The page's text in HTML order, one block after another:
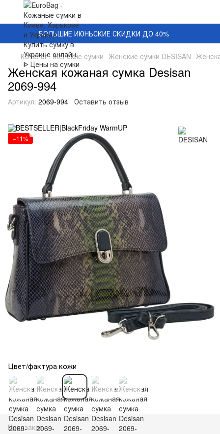
БОЛЬШИЕ ИЮНЬСКИЕ СКИДКИ ДО 40%
Каталог Женские сумки Женские сумки DESISAN
Женская кожаная сумка Desisan
2069-994
Артикул: 2069-994 Оставить отзыв
−11%
Цвет/фактура кожи
Предзаказ